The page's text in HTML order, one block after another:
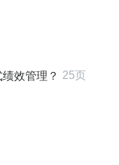
效管理？ 25页